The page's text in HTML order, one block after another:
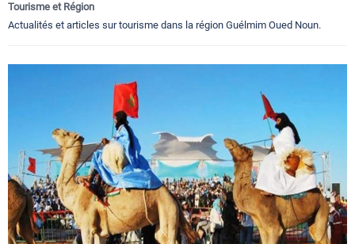
Tourisme et Région
Actualités et articles sur tourisme dans la région Guélmim Oued Noun.